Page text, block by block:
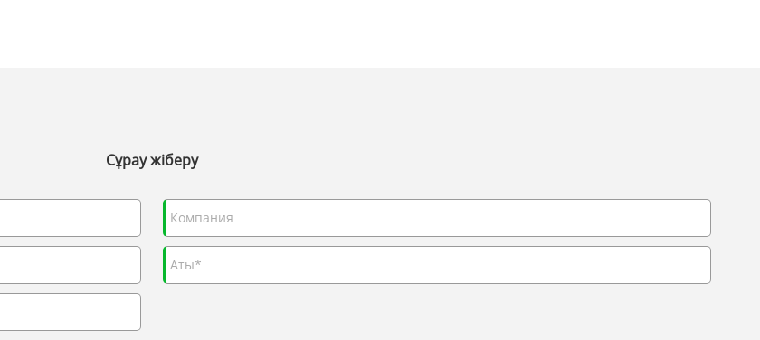
Сұрау жіберу